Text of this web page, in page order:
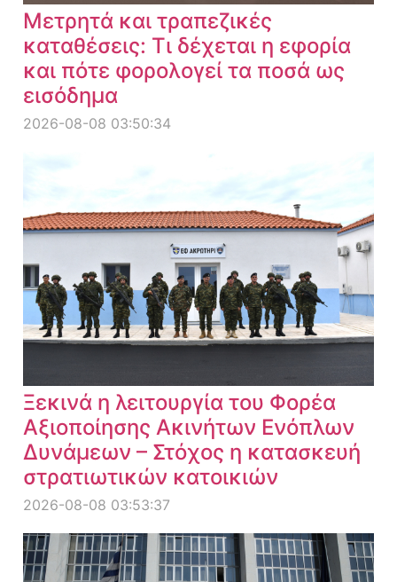
Μετρητά και τραπεζικές
καταθέσεις: Τι δέχεται η εφορία
και πότε φορολογεί τα ποσά ως
εισόδημα
2026-08-08 03:50:34
Ξεκινά η λειτουργία του Φορέα
Αξιοποίησης Ακινήτων Ενόπλων
Δυνάμεων – Στόχος η κατασκευή
στρατιωτικών κατοικιών
2026-08-08 03:53:37